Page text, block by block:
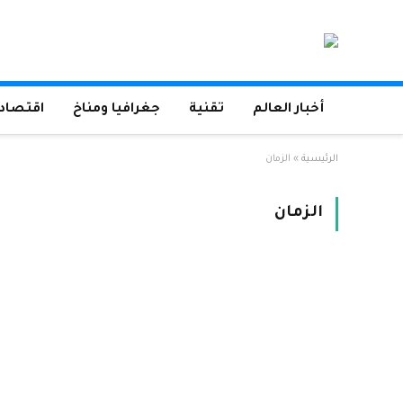
أخبار العالم تقنية جغرافيا ومناخ
الرئيسية » الزمان
الزمان